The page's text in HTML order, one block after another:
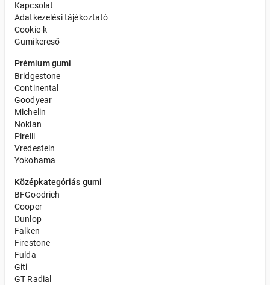
Kapcsolat
Adatkezelési tájékoztató
Cookie-k
Gumikereső
Prémium gumi
Bridgestone
Continental
Goodyear
Michelin
Nokian
Pirelli
Vredestein
Yokohama
Középkategóriás gumi
BFGoodrich
Cooper
Dunlop
Falken
Firestone
Fulda
Giti
GT Radial